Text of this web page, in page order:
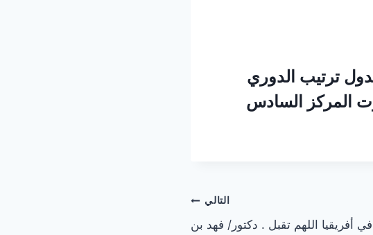
ترتيب الدوري
سبورت المركز السادس
التالي
أفريقيا اللهم تقبل . دكتور/ فهد بن